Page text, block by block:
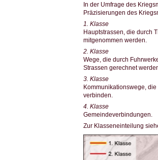
In der Umfrage des
Präzisierungen des
1. Klasse
Hauptstrassen, die durch
mitgenommen werden.
2. Klasse
Wege, die durch
Strassen gerechnet
3. Klasse
Kommunikationswege,
verbinden.
4. Klasse
Gemeindeverbindungen.
Zur Klasseneinteilung